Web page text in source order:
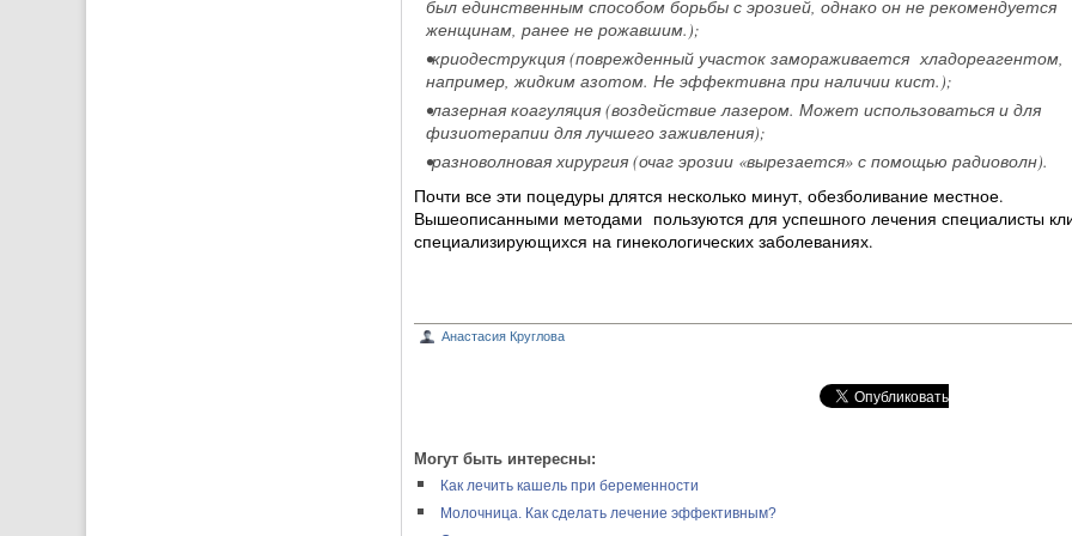
был единственным способом борьбы с эрозией, однако он не рекомендуется
женщинам, ранее не рожавшим.);
•криодеструкция (поврежденный участок замораживается хладореагентом,
например, жидким азотом. Не эффективна при наличии кист.);
•лазерная коагуляция (воздействие лазером. Может использоваться и для
физиотерапии для лучшего заживления);
•разноволновая хирургия (очаг эрозии «вырезается» с помощью радиоволн).
Почти все эти поцедуры длятся несколько минут, обезболивание местное.
Вышеописанными методами пользуются для успешного лечения специалисты
специализирующихся на гинекологических заболеваниях.
Анастасия Круглова
Могут быть интересны:
Как лечить кашель при беременности
Молочница. Как сделать лечение эффективным?